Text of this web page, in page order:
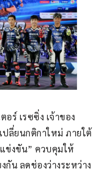
ร์ เรซซิ่ง เจ้าของ
ปลี่ยนกติกาใหม่ ภายใต้
ข่งขัน” ควบคุมให้
กัน ลดช่องว่างระหว่าง